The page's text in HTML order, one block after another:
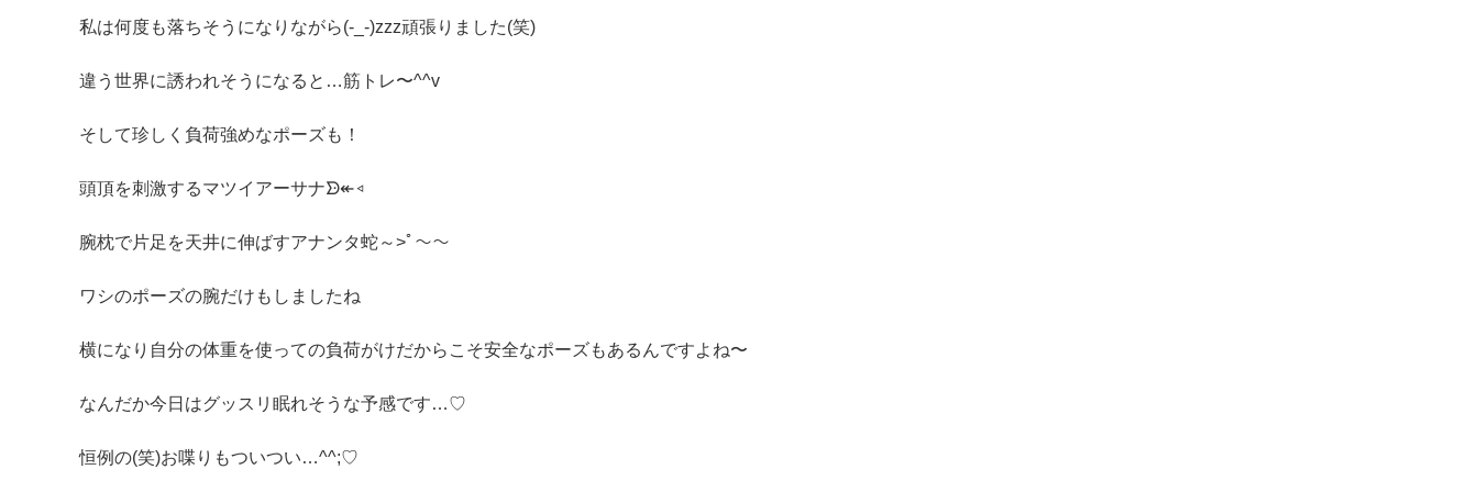
私は何度も落ちそうになりながら(-_-)zzz頑張りました(笑)
違う世界に誘われそうになると…筋トレ〜^^v
そして珍しく負荷強めなポーズも！
頭頂を刺激するマツイアーサナᗦ↞︎◃︎
腕枕で片足を天井に伸ばすアナンタ蛇～>ﾟ～～
ワシのポーズの腕だけもしましたね
横になり自分の体重を使っての負荷がけだからこそ安全なポーズもあるんですよね〜
なんだか今日はグッスリ眠れそうな予感です…♡
恒例の(笑)お喋りもついつい…^^;♡